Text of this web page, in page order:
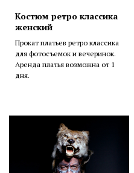
Костюм ретро классика
женский
Прокат платьев ретро классика
для фотосъемок и вечеринок.
Аренда платья возможна от 1
дня.